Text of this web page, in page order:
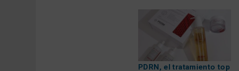
PDRN, el tratamiento top